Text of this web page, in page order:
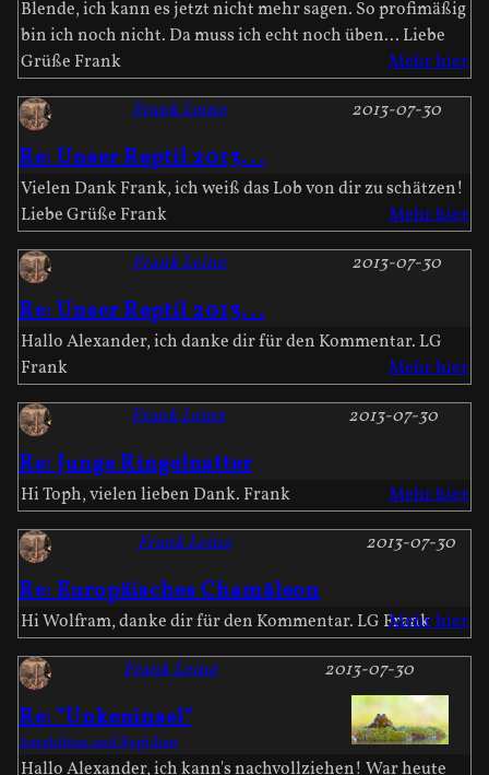
Blende, ich kann es jetzt nicht mehr sagen. So profimäßig
bin ich noch nicht. Da muss ich echt noch üben... Liebe
Grüße Frank
Mehr hier
Re: Unser Reptil 2013...
2013-07-30
Frank Leinz
Vielen Dank Frank, ich weiß das Lob von dir zu schätzen!
Liebe Grüße Frank
Mehr hier
Re: Unser Reptil 2013...
2013-07-30
Frank Leinz
Hallo Alexander, ich danke dir für den Kommentar. LG
Frank
Mehr hier
Re: Junge Ringelnatter
2013-07-30
Frank Leinz
Hi Toph, vielen lieben Dank. Frank Mehr hier
Re: Europäisches Chamäleon
2013-07-30
Frank Leinz
Hi Wolfram, danke dir für den Kommentar. LG FrankMehr hier
Re: "Unkeninsel"
2013-07-30
Frank Leinz
Amphibien und Reptilien
Hallo Alexander, ich kann's nachvollziehen! War heute